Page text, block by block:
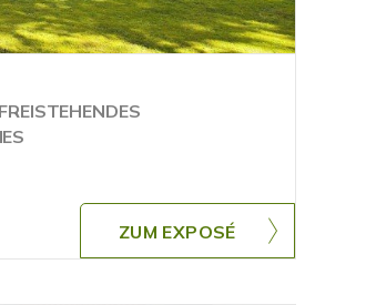
ZUM EXPOSÉ